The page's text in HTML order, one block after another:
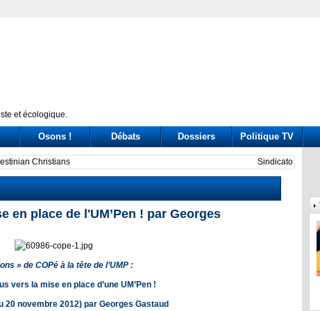
et écologique.
Osons ! Débats Dossiers Politique TV
su solidaridad en centenario de Fidel
en place de l'UM’Pen ! par Georges
» de COPé à la tête de l’UMP :
vers la mise en place d’une UM’Pen !
20 novembre 2012) par Georges Gastaud